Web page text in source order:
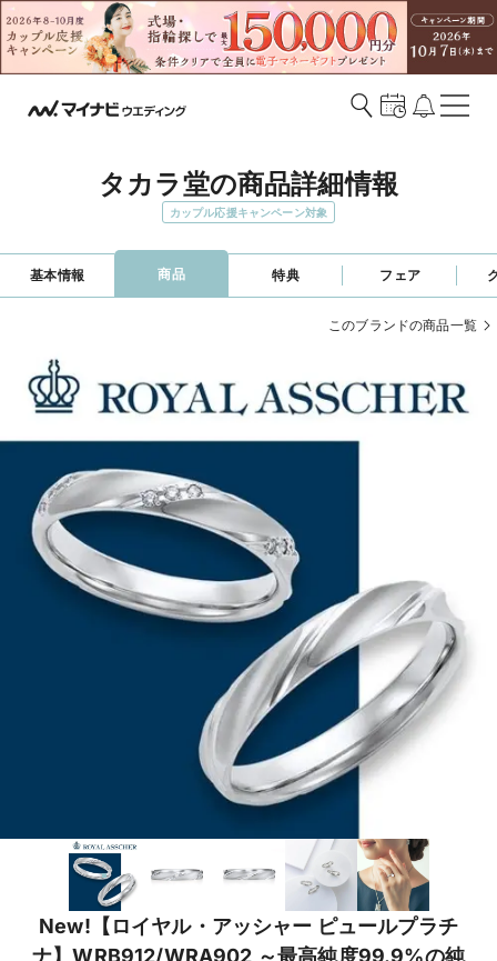
タカラ堂の商品詳細情報
カップル応援キャンペーン対象
基本情報 商品 特典 フェア
このブランドの商品一覧
New!【ロイヤル・アッシャー ピュールプラチ
ナ】WRB912/WRA902 ～最高純度99.9%の純